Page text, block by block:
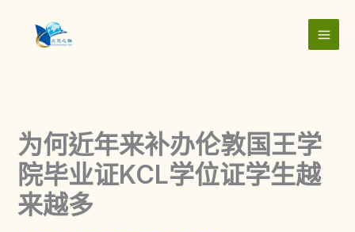
content
为何近年来补办伦敦国王学
院毕业证KCL学位证学生越
来越多